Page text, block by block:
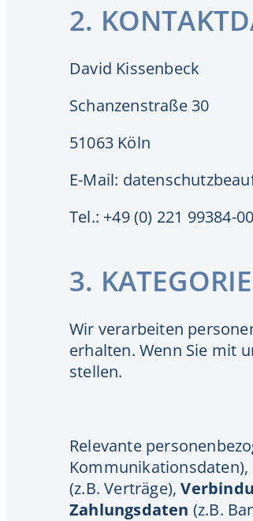
2.
David Kissenbeck
Schanzenstraße 30
51063 Köln
E-Mail:
Tel.: +49 (0) 221 99384-
3.
Wir verarbeiten
erhalten. Wenn Sie mit
stellen.
Relevante
Kommunikationsdaten),
(z.B. Verträge),
Zahlungsdaten (z.B.